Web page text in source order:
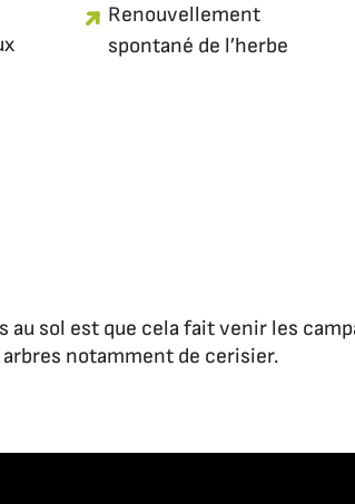
Renouvellement
spontané de l’herbe
au sol est que cela fait venir les
arbres notamment de cerisier.